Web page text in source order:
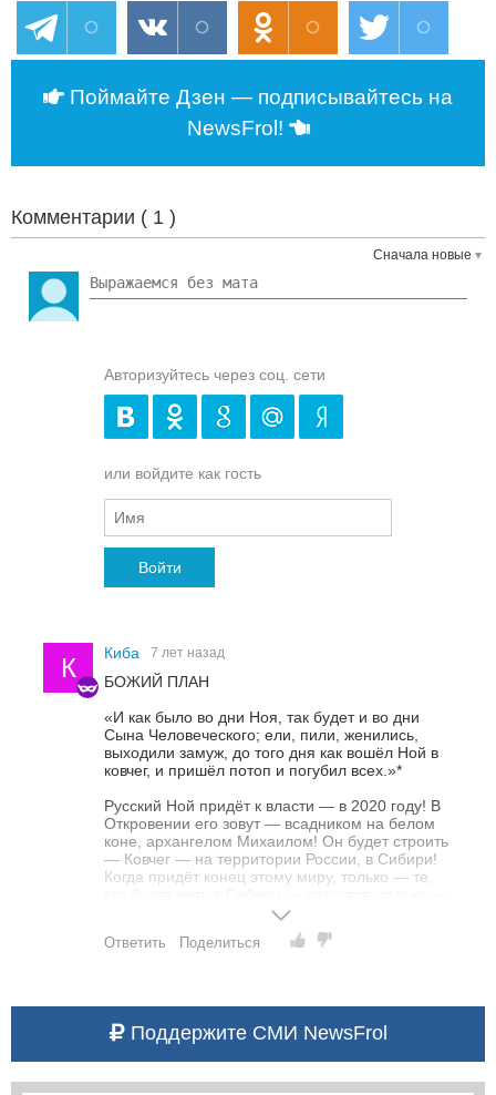
Поймайте Дзен — подписывайтесь на
NewsFrol!
Комментарии ( 1 )
Сначала новые
Авторизуйтесь через соц. сети
или войдите как гость
Войти
К Киба 7 лет назад
БОЖИЙ ПЛАН
«И как было во дни Ноя, так будет и во дни
Сына Человеческого; ели, пили, женились,
выходили замуж, до того дня как вошёл Ной в
ковчег, и пришёл потоп и погубил всех.»*
Русский Ной придёт к власти — в 2020 году! В
Откровении его зовут — всадником на белом
коне, архангелом Михаилом! Он будет строить
— Ковчег — на территории России, в Сибири!
Когда придёт конец этому миру, только — те,
те, кто пойдёт за архангелом Михаилом!
“И восстанет в изгнании из дома твоего князь
будет державен и светел, и никто же речет:
подтвердит своё призвание… Имя его
Ответить Поделиться
Поддержите СМИ NewsFrol